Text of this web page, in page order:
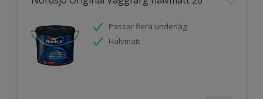
Passar flera underlag
Halvmatt